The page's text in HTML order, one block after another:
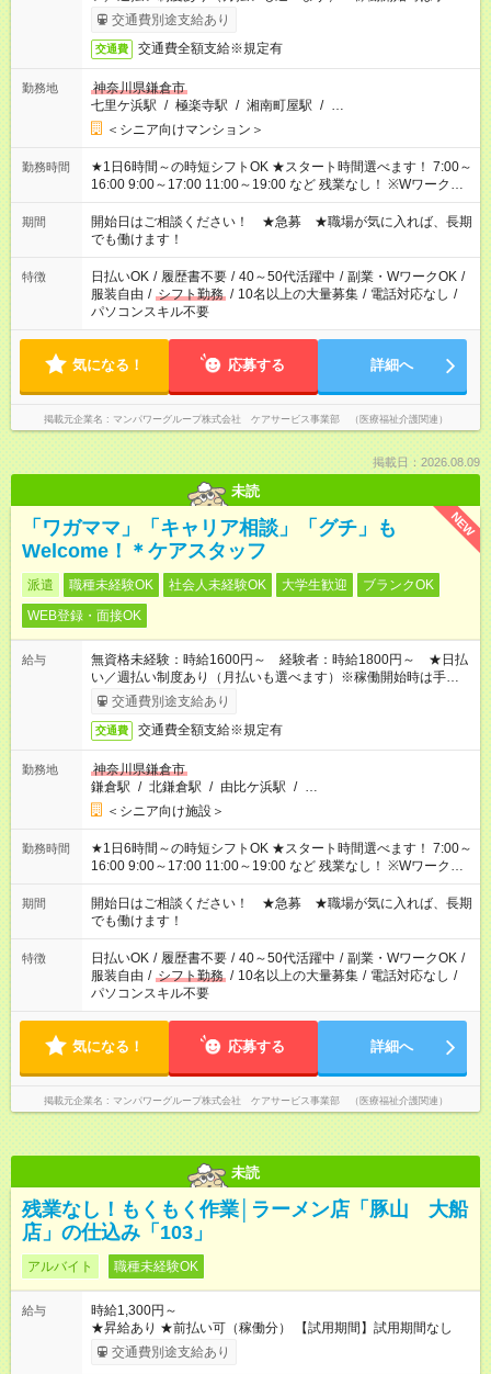
完了次第のお支払いとなります。
交通費別途支給あり
交通費 交通費全額支給※規定有
勤務地
神奈川県鎌倉市
七里ケ浜駅 / 極楽寺駅 / 湘南町屋駅 / …
＜シニア向けマンション＞
勤務時間
★1日6時間～の時短シフトOK ★スタート時間選べます！ 7:00～
16:00 9:00～17:00 11:00～19:00 など 残業なし！ ※Wワークの
場合、他のお仕事と合わせ週40時間超の就業はご案内できませ
ん ※法令に基づき、週20時間以上勤務は社会保険への加入対象
となります ※労働者派遣法（日雇い派遣の原則禁止）により、
短時間・短期間の就業はご案内が難しい場合があります
期間
開始日はご相談ください！ ★急募 ★職場が気に入れば、長期
でも働けます！
特徴 日払いOK / 履歴書不要 / 40～50代活躍中 / 副業・WワークOK /
服装自由 / シフト勤務 / 10名以上の大量募集 / 電話対応なし /
パソコンスキル不要
気になる！ 応募する 詳細へ
掲載元企業名 マンパワーグループ株式会社 ケアサービス事業部 （医療福祉介護関連）
掲載日：2026.08.09
未読
NEW
「ワガママ」「キャリア相談」「グチ」も
Welcome！＊ケアスタッフ
派遣 職種未経験OK 社会人未経験OK 大学生歓迎
ブランクOK
WEB登録・面接OK
給与
無資格未経験：時給1600円～ 経験者：時給1800円～ ★日払
い／週払い制度あり（月払いも選べます）※稼働開始時は手続き
完了次第のお支払いとなります。
交通費別途支給あり
交通費 交通費全額支給※規定有
勤務地
神奈川県鎌倉市
鎌倉駅 / 北鎌倉駅 / 由比ケ浜駅 / …
＜シニア向け施設＞
勤務時間
★1日6時間～の時短シフトOK ★スタート時間選べます！ 7:00～
16:00 9:00～17:00 11:00～19:00 など 残業なし！ ※Wワークの
場合、他のお仕事と合わせ週40時間超の就業はご案内できませ
ん ※法令に基づき、週20時間以上勤務は社会保険への加入対象
となります ※労働者派遣法（日雇い派遣の原則禁止）により、
短時間・短期間の就業はご案内が難しい場合があります
期間
開始日はご相談ください！ ★急募 ★職場が気に入れば、長期
でも働けます！
特徴 日払いOK / 履歴書不要 / 40～50代活躍中 / 副業・WワークOK /
服装自由 / シフト勤務 / 10名以上の大量募集 / 電話対応なし /
パソコンスキル不要
気になる！ 応募する 詳細へ
掲載元企業名 マンパワーグループ株式会社 ケアサービス事業部 （医療福祉介護関連）
未読
残業なし！もくもく作業│ラーメン店「豚山 大船
店」の仕込み「103」
アルバイト 職種未経験OK
給与
時給1,300円～
★昇給あり ★前払い可（稼働分） 【試用期間】試用期間なし
交通費別途支給あり